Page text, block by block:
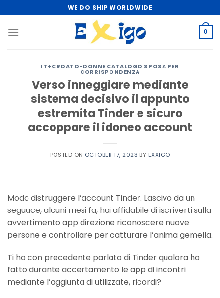
to
content
WE DO SHIP WORLDWIDE
0
IT+CROATO-DONNE CATALOGO SPOSA PER
CORRISPONDENZA
Verso inneggiare mediante
sistema decisivo il appunto
estremita Tinder e sicuro
accoppare il idoneo account
POSTED ON OCTOBER 17, 2023 BY EXXIGO
Modo distruggere l’account Tinder. Lascivo da un
seguace, alcuni mesi fa, hai affidabile di iscriverti sulla
avvertimento app direzione riconoscere nuove
persone e controllare per catturare l’anima gemella.
Ti ho con precedente parlato di Tinder qualora ho
fatto durante accertamento le app di incontri
mediante l’aggiunta di utilizzate, ricordi?